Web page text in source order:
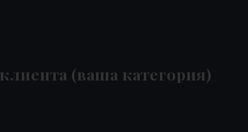
(ваша категория)